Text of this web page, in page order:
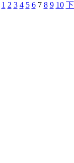
1 2 3 4 5 6 7 8 9 10